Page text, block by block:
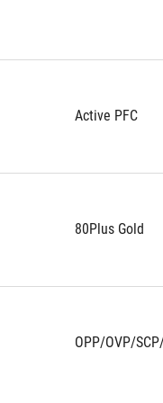
Active PFC
80Plus Gold
OPP/OVP/